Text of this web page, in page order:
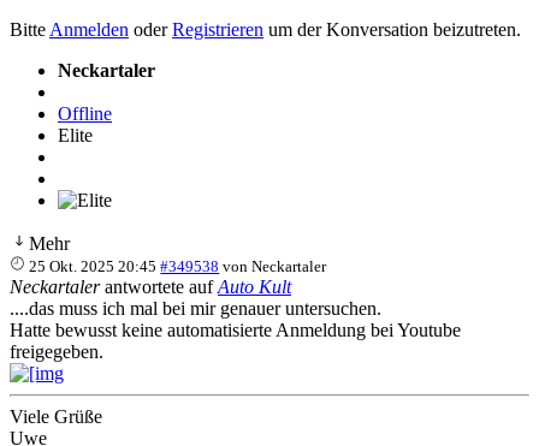
Bitte Anmelden oderRegistrieren um der Konversation beizutreten.
Neckartaler
Offline
Elite
Mehr
25 Okt. 2025 20:45 #349538 vonNeckartaler
Neckartalerantwortete aufAuto Kult
....das muss ich mal bei mir genauer untersuchen.
Hatte bewusst keine automatisierte Anmeldung bei Youtube
freigegeben.
Viele Grüße
Uwe